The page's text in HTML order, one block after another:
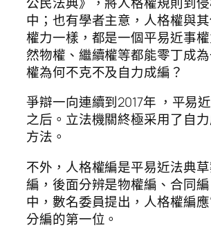
中；也有學者主意，人格權與
權力一樣，都是一個平易近事
然物權、繼續權等都能零丁成
權為何不克不及自力成編？
爭辯一向連續到2017年 ，平易
之后。立法機關終極采用了自
方法。
不外，人格權編是平易近法典
編，後面分辨是物權編、合同
中，數名委員提出，人格權編應
分編的第一位。